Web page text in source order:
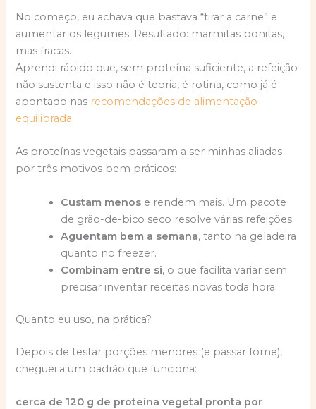
No começo, eu achava que bastava “tirar a carne” e
aumentar os legumes. Resultado: marmitas bonitas,
mas fracas.
Aprendi rápido que, sem proteína suficiente, a refeição
não sustenta e isso não é teoria, é rotina, como já é
apontado nas recomendações de alimentação
equilibrada.
As proteínas vegetais passaram a ser minhas aliadas
por três motivos bem práticos:
Custam menos e rendem mais. Um pacote
de grão-de-bico seco resolve várias refeições.
Aguentam bem a semana, tanto na geladeira
quanto no freezer.
Combinam entre si, o que facilita variar sem
precisar inventar receitas novas toda hora.
Quanto eu uso, na prática?
Depois de testar porções menores (e passar fome),
cheguei a um padrão que funciona:
cerca de 120 g de proteína vegetal pronta por